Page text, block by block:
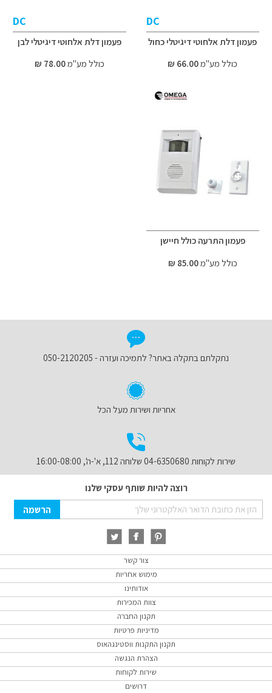
DC
פעמון דלת אלחוטי דיגיטלי כחול
כולל מע"מ66.00 ₪
DC
פעמון דלת אלחוטי דיגיטלי לבן
כולל מע"מ78.00 ₪
פעמון התרעה כולל חיישן
כולל מע"מ85.00 ₪
נתקלתם בתקלה באתר? לתמיכה ועזרה - 050-2120205
אחריות ושירות מעל הכל
שירות לקוחות 04-6350680 שלוחה 112, א'-ה', 16:00-08:00
רוצה להיות שותף עסקי שלנו
Sign
Up
Newsletter:
הרשמה
צור קשר
מימוש אחריות
אודותינו
צוות המכירות
תקנון החברה
מדיניות פרטיות
תקנון התקנות ווסטינגהאוס
הצהרת הנגשה
שירות לקוחות
דרושים